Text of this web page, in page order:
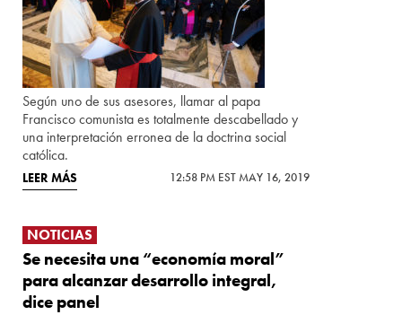
Según uno de sus asesores, llamar al papa
Francisco comunista es totalmente descabellado y
una interpretación erronea de la doctrina social
católica.
LEER MÁS 12:58 PM EST MAY 16, 2019
NOTICIAS
Se necesita una “economía moral”
para alcanzar desarrollo integral,
dice panel